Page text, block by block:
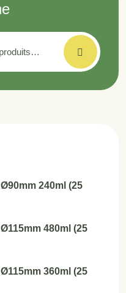
240ml (25
480ml (25
360ml (25